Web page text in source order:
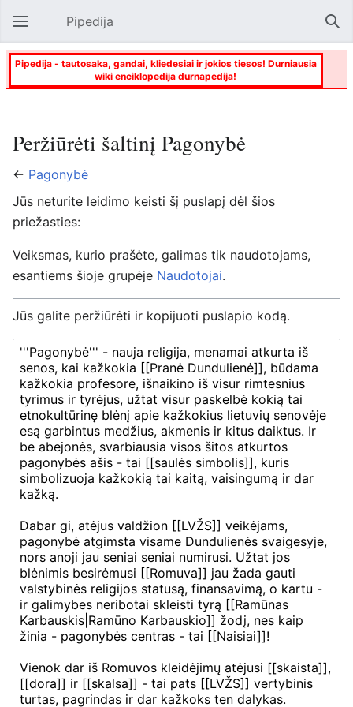
Atverti pagrindinį meniu Pipedija
Pipedija - tautosaka, gandai, kliedesiai ir jokios tiesos! Durniausia
wiki enciklopedija durnapedija!
Peržiūrėti šaltinį Pagonybė
← Pagonybė
Jūs neturite leidimo keisti šį puslapį dėl šios
priežasties:
Veiksmas, kurio prašėte, galimas tik naudotojams,
esantiems šioje grupėje Naudotojai.
Jūs galite peržiūrėti ir kopijuoti puslapio kodą.